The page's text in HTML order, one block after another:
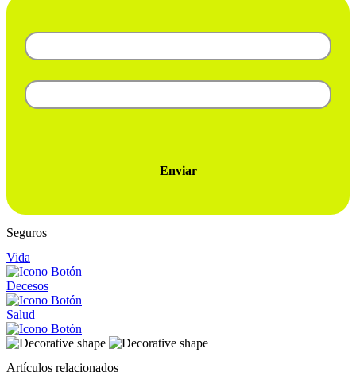
Enviar
Seguros
Vida
Decesos
Salud
Artículos relacionados